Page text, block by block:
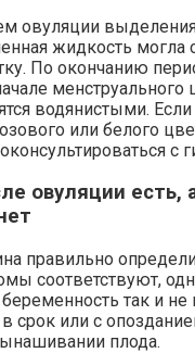
овуляции выделения
жидкость могла
По окончанию
менструального
водянистыми.
или белого
с
овуляции есть,
правильно
соответствуют,
так и не
срок или с
плода.